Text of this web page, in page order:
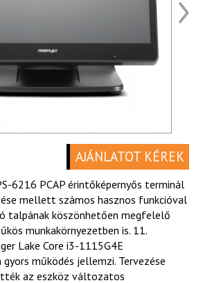
AJÁNLATOT KÉREK
6216 PCAP érintőképernyős terminál
mellett számos hasznos funkcióval
talpának köszönhetően megfelelő
munkakörnyezetben is. 11.
Lake Core i3-1115G4E
működés jellemzi. Tervezése
az eszköz változatos